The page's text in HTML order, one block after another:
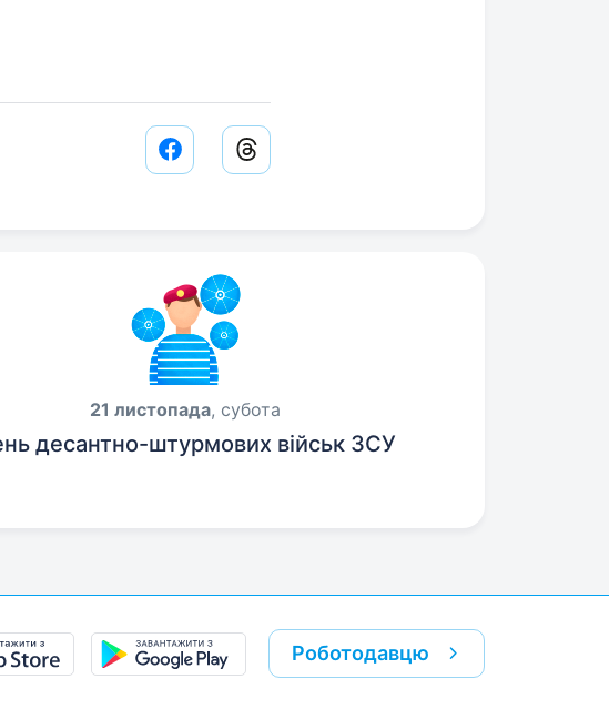
Facebook share link
Threads share link
21 листопада, субота
десантно-штурмових військ ЗСУ
Роботодавцю